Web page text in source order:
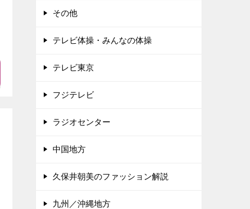
その他
テレビ体操・みんなの体操
テレビ東京
フジテレビ
ラジオセンター
中国地方
久保井朝美のファッション解説
九州／沖縄地方